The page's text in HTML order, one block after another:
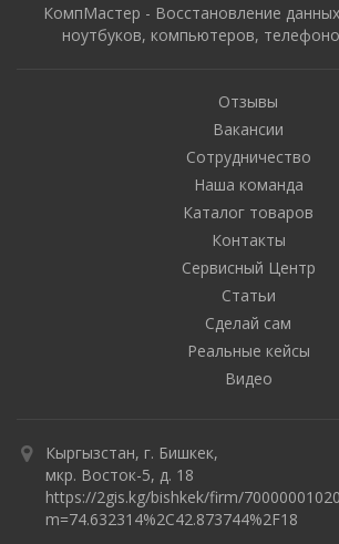
КомпМастер - Восстановление
ноутбуков, компьютеров,
Отзывы
Вакансии
Сотрудничество
Наша команда
Каталог товаров
Контакты
Сервисный Центр
Статьи
Сделай сам
Реальные кейсы
Видео
Кыргызстан, г. Бишкек,
мкр. Восток-5, д. 18
https://2gis.kg/bishkek/firm/
m=74.632314%2C42.873744%2F18